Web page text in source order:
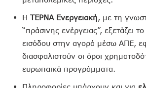
Η ΤΕΡΝΑ Ενεργειακή , με τη
“πράσινης ενέργειας”, εξετάζει
εισόδου στην αγορά μέσω ΑΠΕ,
διασφαλιστούν οι όροι
ευρωπαϊκά προγράμματα.